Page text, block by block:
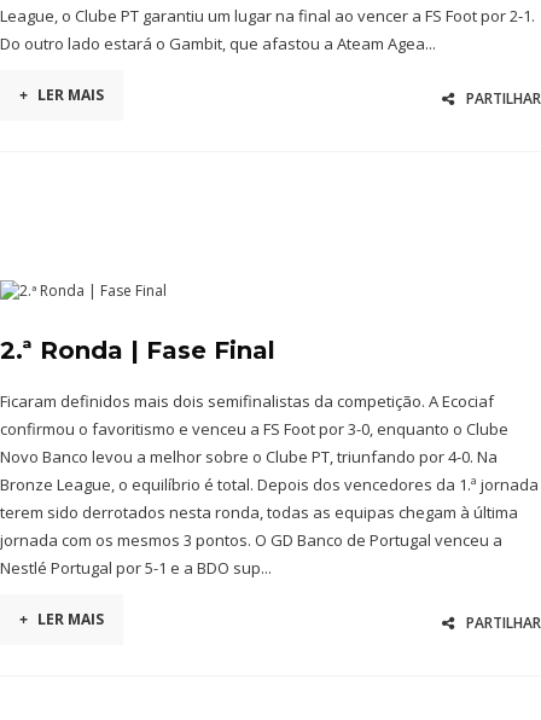
League, o Clube PT garantiu um lugar na final ao vencer a FS Foot por 2-1.
Do outro lado estará o Gambit, que afastou a Ateam Agea...
+ LER MAIS PARTILHAR
2.ª Ronda | Fase Final
Ficaram definidos mais dois semifinalistas da competição. A Ecociaf
confirmou o favoritismo e venceu a FS Foot por 3-0, enquanto o Clube
Novo Banco levou a melhor sobre o Clube PT, triunfando por 4-0. Na
Bronze League, o equilíbrio é total. Depois dos vencedores da 1.ª jornada
terem sido derrotados nesta ronda, todas as equipas chegam à última
jornada com os mesmos 3 pontos. O GD Banco de Portugal venceu a
Nestlé Portugal por 5-1 e a BDO sup...
+ LER MAIS PARTILHAR